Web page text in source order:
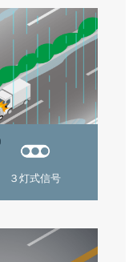
３灯式信号